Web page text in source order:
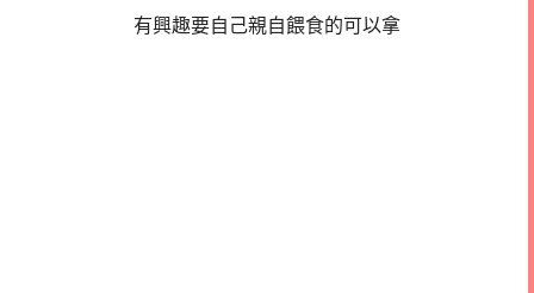
有興趣要自己親自餵食的可以拿